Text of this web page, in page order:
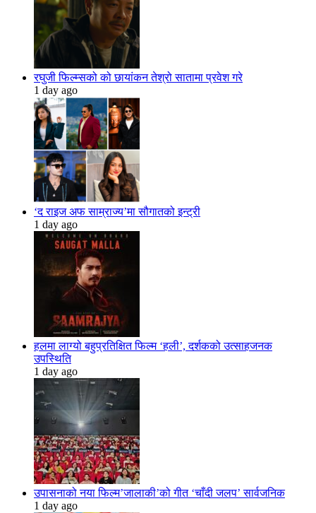
रघुजी फिल्म्सको को छायांकन तेश्रो सातामा प्रवेश गरे
1 day ago
‘द राइज अफ साम्राज्य’मा सौगातको इन्ट्री
1 day ago
हलमा लाग्यो बहुप्रतिक्षित फिल्म ‘हली’, दर्शकको उत्साहजनक
उपस्थिति
1 day ago
उपासनाको नया फिल्म’जालाकी’को गीत ‘चाँदी जलप’ सार्वजनिक
1 day ago